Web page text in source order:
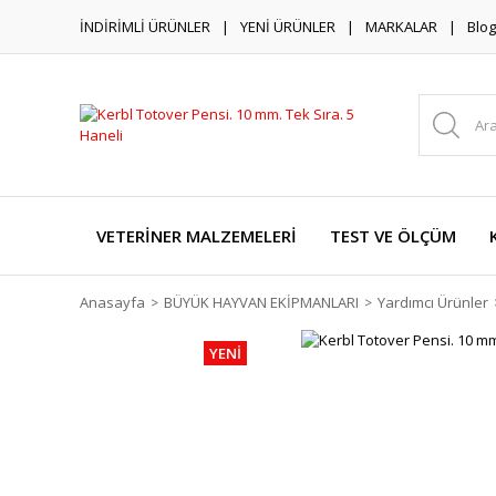
İNDİRİMLİ ÜRÜNLER YENİ ÜRÜNLER MARKALAR Blog
VETERİNER MALZEMELERİ TEST VE ÖLÇÜM
Anasayfa BÜYÜK HAYVAN EKİPMANLARI Yardımcı Ürünler
YENİ